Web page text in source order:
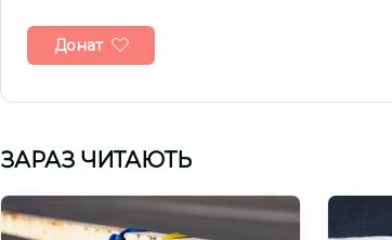
Донат
ЗАРАЗ ЧИТАЮТЬ